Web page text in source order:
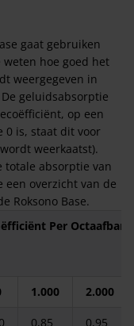
gaat gebruiken
hoe goed het
weergegeven in
geluidsabsorptie
op een
0 is, staat dit voor
weerkaatst).
totale absorptie van
overzicht van de
Roksono Base.
Per
1.000 2.000
0,85 0,95